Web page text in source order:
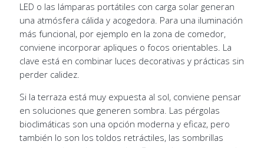
LED o las lámparas portátiles con carga solar generan
una atmósfera cálida y acogedora. Para una iluminación
más funcional, por ejemplo en la zona de comedor,
conviene incorporar apliques o focos orientables. La
clave está en combinar luces decorativas y prácticas sin
perder calidez.
Si la terraza está muy expuesta al sol, conviene pensar
en soluciones que generen sombra. Las pérgolas
bioclimáticas son una opción moderna y eficaz, pero
también lo son los toldos retráctiles, las sombrillas